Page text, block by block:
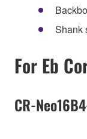
Shank
For Eb
CR-